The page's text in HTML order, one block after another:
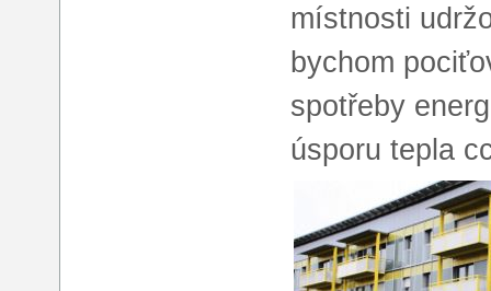
místnosti
bychom
spotřeby
úsporu tepla